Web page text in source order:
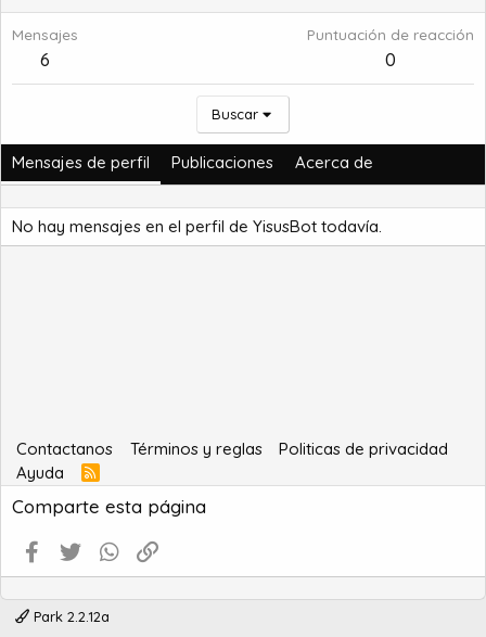
Mensajes
6
Puntuación de reacción
0
Buscar
Mensajes de perfil Publicaciones Acerca de
No hay mensajes en el perfil de YisusBot todavía.
Contactanos Términos y reglas
Politicas de privacidad
Ayuda
R
S
S
Comparte esta página
Facebook
Twitter WhatsApp
Park 2.2.12a